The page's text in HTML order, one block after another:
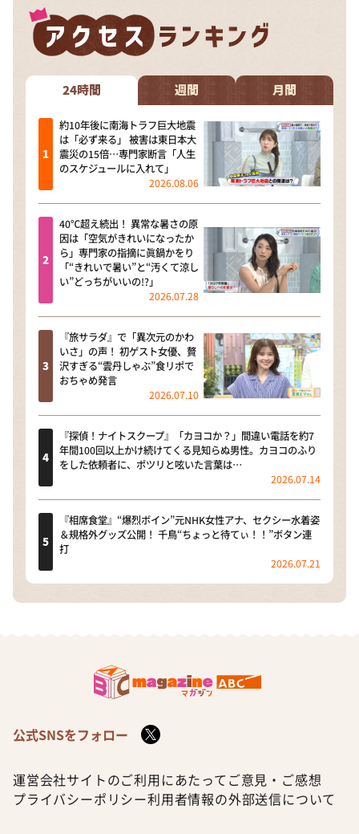
24時間 週間 月間
約10年後に南海トラフ巨大地震
は「必ず来る」 被害は東日本大
震災の15倍…専門家断言「人生
のスケジュールに入れて」
2026.08.06
40℃超え続出！ 異常な暑さの原
因は「空気がきれいになったか
ら」専門家の指摘に眞鍋かをり
「“きれいで暑い”と“汚くて涼し
い”どっちがいいの!?」
2026.07.28
『旅サラダ』で「異次元のかわ
いさ」の声！ 初ゲスト女優、贅
沢すぎる“雲丹しゃぶ”食リポで
おちゃめ発言
2026.07.10
『探偵！ナイトスクープ』「カヨコか？」間違い電話を約7
年間100回以上かけ続けてくる見知らぬ男性。カヨコのふり
をした依頼者に、ポツリと呟いた言葉は…
2026.07.14
『相席食堂』“爆烈ボイン”元NHK女性アナ、セクシー水着姿
＆規格外グッズ公開！ 千鳥“ちょっと待てぃ！！”ボタン連
打
2026.07.21
公式SNSをフォロー
運営会社サイトのご利用にあたって ご意見・ご感想
プライバシーポリシー利用者情報の外部送信について